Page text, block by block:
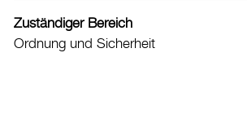
Zuständiger Bereich
Ordnung und Sicherheit